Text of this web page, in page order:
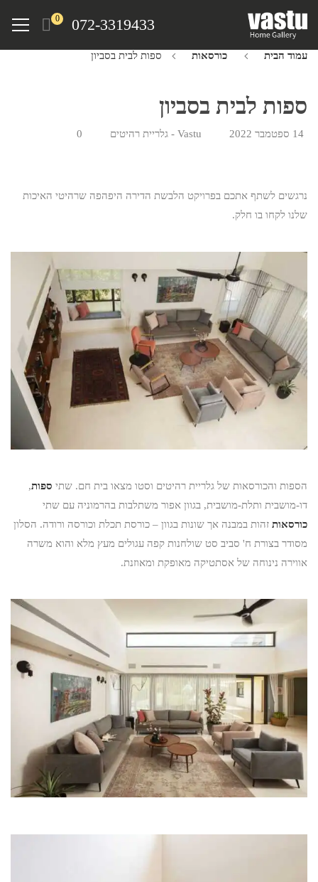
072-3319433
0
Menu
עמוד הבית כורסאות ספות לבית בסביון
ספות לבית בסביון
14 ספטמבר 2022 Vastu - גלריית רהיטים
נרגשים לשתף אתכם בפרויקט הלבשת הדירה היפהפה שרהיטי האיכות
שלנו לקחו בו חלק.
הספות והכורסאות של גלריית רהיטים וסטו מצאו בית חם. שתי ספות,
דו-מושבית ותלת-מושבית, בגוון אפור משתלבות בהרמוניה עם שתי
כורסאות זהות במבנה אך שונות בגוון – כורסת תכלת וכורסה ורודה. הסלון
מסודר בצורת ח' סביב סט שולחנות קפה עגולים מעץ מלא והוא משרה
אווירה נינוחה של אסתטיקה מאופקת ומאוזנת.